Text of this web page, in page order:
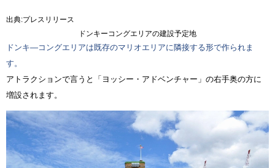
出典:プレスリリース
ドンキーコングエリアの建設予定地
ドンキ―コングエリアは既存のマリオエリアに隣接する形で作られま
す。
アトラクションで言うと「ヨッシー・アドベンチャー」の右手奥の方に
増設されます。